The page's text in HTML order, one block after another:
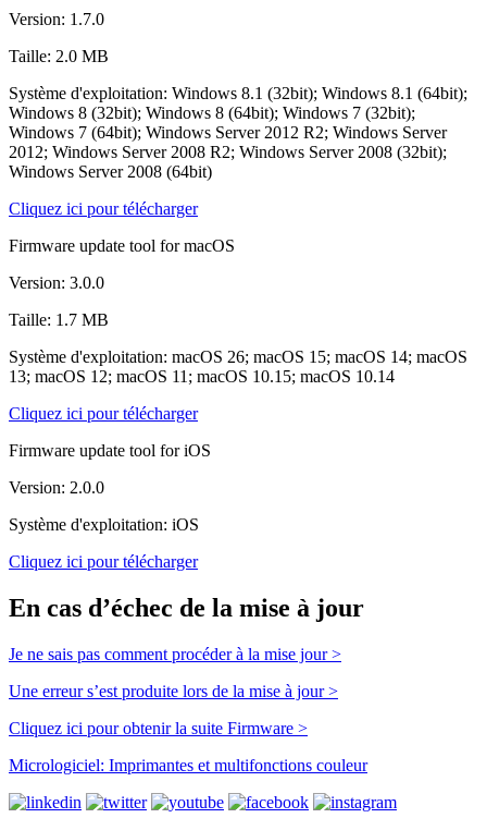
Version: 1.7.0
Taille: 2.0 MB
Système d'exploitation: Windows 8.1 (32bit); Windows 8.1 (64bit);
Windows 8 (32bit); Windows 8 (64bit); Windows 7 (32bit);
Windows 7 (64bit); Windows Server 2012 R2; Windows Server
2012; Windows Server 2008 R2; Windows Server 2008 (32bit);
Windows Server 2008 (64bit)
Cliquez ici pour télécharger
Firmware update tool for macOS
Version: 3.0.0
Taille: 1.7 MB
Système d'exploitation: macOS 26; macOS 15; macOS 14; macOS
13; macOS 12; macOS 11; macOS 10.15; macOS 10.14
Cliquez ici pour télécharger
Firmware update tool for iOS
Version: 2.0.0
Système d'exploitation: iOS
Cliquez ici pour télécharger
En cas d’échec de la mise à jour
Je ne sais pas comment procéder à la mise jour >
Une erreur s’est produite lors de la mise à jour >
Cliquez ici pour obtenir la suite Firmware >
Micrologiciel: Imprimantes et multifonctions couleur